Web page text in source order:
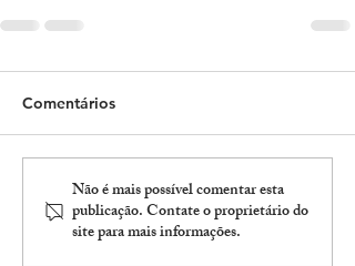
Comentários
Não é mais possível comentar esta
publicação. Contate o proprietário do
site para mais informações.